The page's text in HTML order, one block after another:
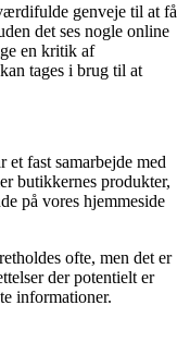
genveje til at få
det ses nogle online
en kritik af
tages i brug til at
et fast samarbejde med
butikkernes produkter,
på vores hjemmeside
ofte, men det er
der potentielt er
informationer.